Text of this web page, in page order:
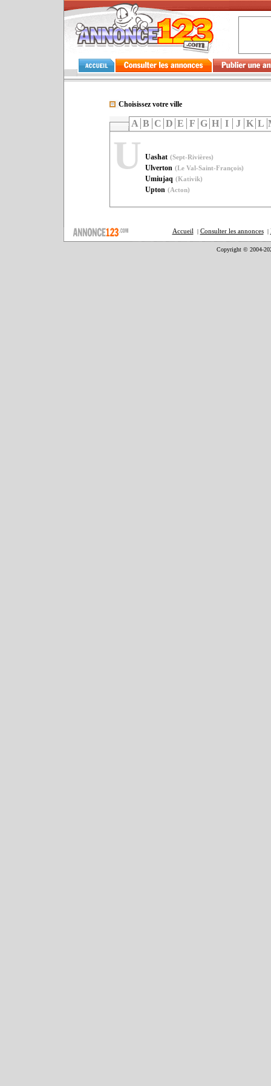
Choisissez votre ville
A B C D E F G H I J K L
U Uashat (Sept-Rivières)
Ulverton (Le Val-Saint-François)
Umiujaq (Kativik)
Upton (Acton)
Accueil | Consulter les annonces|
Copyright © 2004-